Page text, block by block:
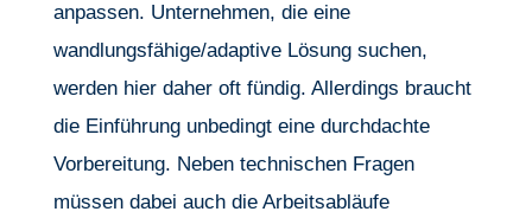
anpassen. Unternehmen, die eine
wandlungsfähige/adaptive Lösung suchen,
werden hier daher oft fündig. Allerdings braucht
die Einführung unbedingt eine durchdachte
Vorbereitung. Neben technischen Fragen
müssen dabei auch die Arbeitsabläufe